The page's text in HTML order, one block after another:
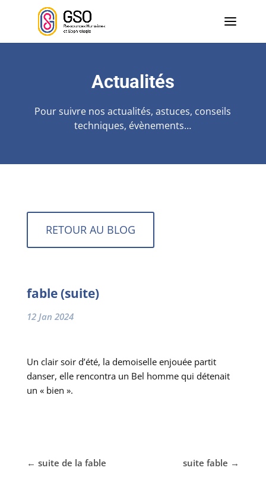
Actualités
Pour suivre nos actualités, astuces, conseils
techniques, évènements…
RETOUR AU BLOG
fable (suite)
12 Jan 2024
Un clair soir d’été, la demoiselle enjouée partit
danser, elle rencontra un Bel homme qui détenait
un « bien ».
← suite de la fable suite fable →